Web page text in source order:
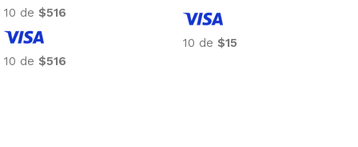
10 de $516
10 de $516
10 de $15